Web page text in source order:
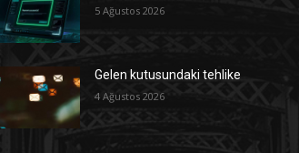
5 Ağustos 2026
Gelen kutusundaki tehlike
4 Ağustos 2026